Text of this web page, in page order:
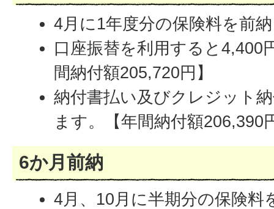
4月に1年度分の保険料を前
口座振替を利用すると4,400
間納付額205,720円】
納付書払い及びクレジット
ます。【年間納付額206,390
6か月前納
4月、10月に半期分の保険料